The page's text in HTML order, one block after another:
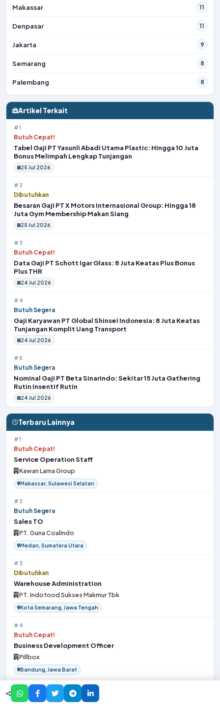
Makassar 11
Denpasar 11
Jakarta 9
Semarang 8
Palembang 8
Artikel Terkait
#1
Butuh Cepat!
Tabel Gaji PT Yasunli Abadi Utama Plastic: Hingga 10 Juta
Bonus Melimpah Lengkap Tunjangan
25 Jul 2026
#2
Dibutuhkan
Besaran Gaji PT X Motors Internasional Group: Hingga 18
Juta Gym Membership Makan Siang
25 Jul 2026
#3
Butuh Cepat!
Data Gaji PT Schott Igar Glass: 8 Juta Keatas Plus Bonus
Plus THR
24 Jul 2026
#4
Butuh Segera
Gaji Karyawan PT Global Shinsei Indonesia: 8 Juta Keatas
Tunjangan Komplit Uang Transport
24 Jul 2026
#5
Butuh Segera
Nominal Gaji PT Beta Sinarindo: Sekitar 15 Juta Gathering
Rutin Insentif Rutin
24 Jul 2026
Terbaru Lainnya
#1
Butuh Cepat!
Service Operation Staff
Kawan Lama Group
Makassar, Sulawesi Selatan
#2
Butuh Segera
Sales TO
PT. Guna Coalindo
Medan, Sumatera Utara
#3
Dibutuhkan
Warehouse Administration
PT. Indofood Sukses Makmur Tbk
Kota Semarang, Jawa Tengah
#4
Butuh Cepat!
Business Development Officer
Pillbox
Bandung, Jawa Barat
Butuh Segera